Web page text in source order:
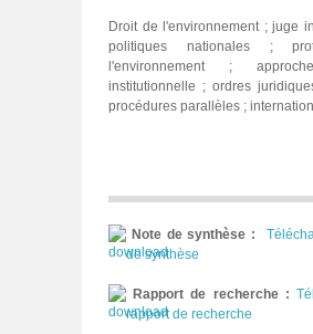
Droit de l'environnement ; juge
politiques nationales ;
l'environnement ;
institutionnelle ; ordres
procédures parallèles ;
Note de synthèse :
de synthèse
Rapport de recherche :
rapport de recherche